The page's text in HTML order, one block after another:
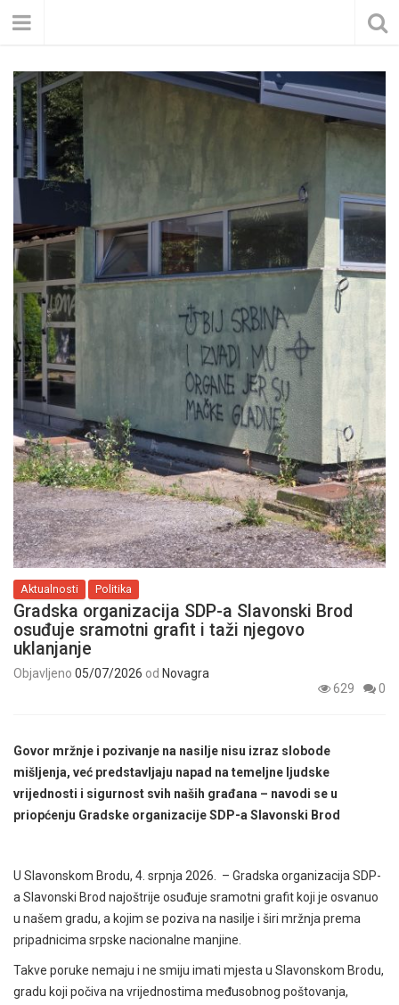
Aktualnosti Politika
Gradska organizacija SDP-a Slavonski Brod
osuđuje sramotni grafit i taži njegovo
uklanjanje
Objavljeno 05/07/2026 od Novagra
629
0
Govor mržnje i pozivanje na nasilje nisu izraz slobode
mišljenja, već predstavljaju napad na temeljne ljudske
vrijednosti i sigurnost svih naših građana – navodi se u
priopćenju Gradske organizacije SDP-a Slavonski Brod
U Slavonskom Brodu, 4. srpnja 2026. – Gradska organizacija SDP-
a Slavonski Brod najoštrije osuđuje sramotni grafit koji je osvanuo
u našem gradu, a kojim se poziva na nasilje i širi mržnja prema
pripadnicima srpske nacionalne manjine.
Takve poruke nemaju i ne smiju imati mjesta u Slavonskom Brodu,
gradu koji počiva na vrijednostima međusobnog poštovanja,